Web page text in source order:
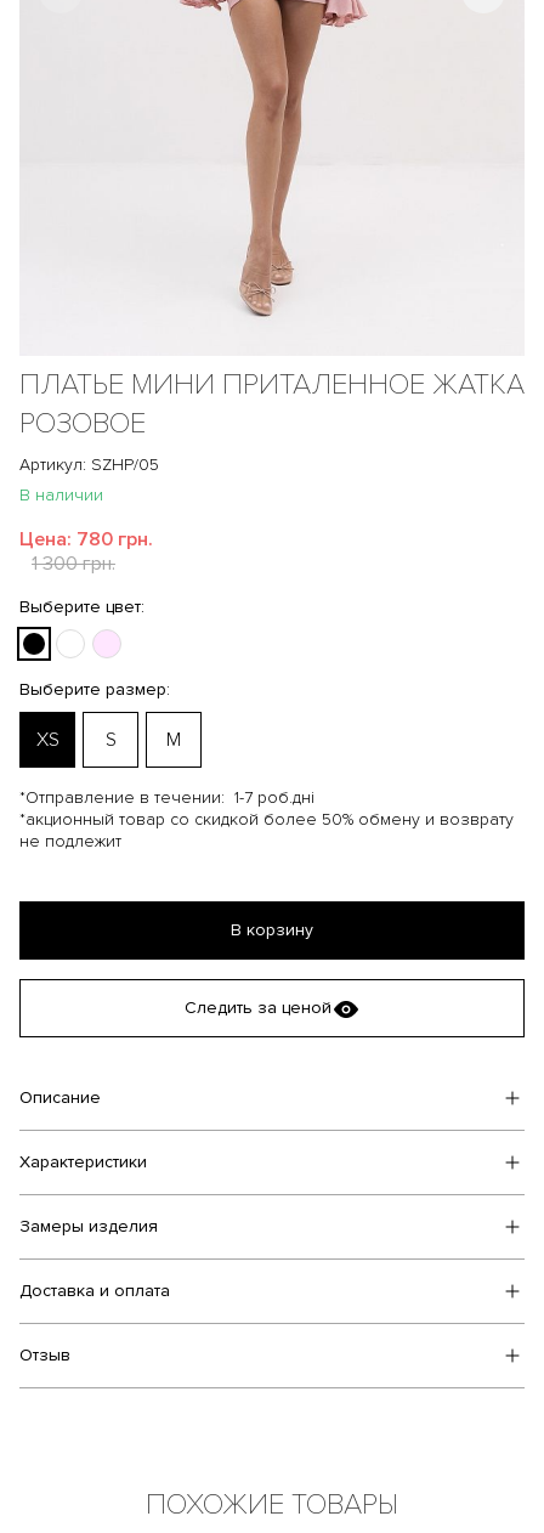
ПЛАТЬЕ МИНИ ПРИТАЛЕННОЕ ЖАТКА
РОЗОВОЕ
Артикул: SZHP/05
В наличии
Цена: 780 грн.
1 300 грн.
Выберите цвет:
Выберите размер:
XS S M
*Отправление в течении: 1-7 роб.дні
*акционный товар со скидкой более 50% обмену и возврату
не подлежит
В корзину
Следить за ценой
Описание
Характеристики
Замеры изделия
Доставка и оплата
Отзыв
ПОХОЖИЕ ТОВАРЫ